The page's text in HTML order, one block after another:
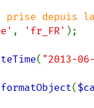
, 'fr_FR' );
( "2013-
formatObject(